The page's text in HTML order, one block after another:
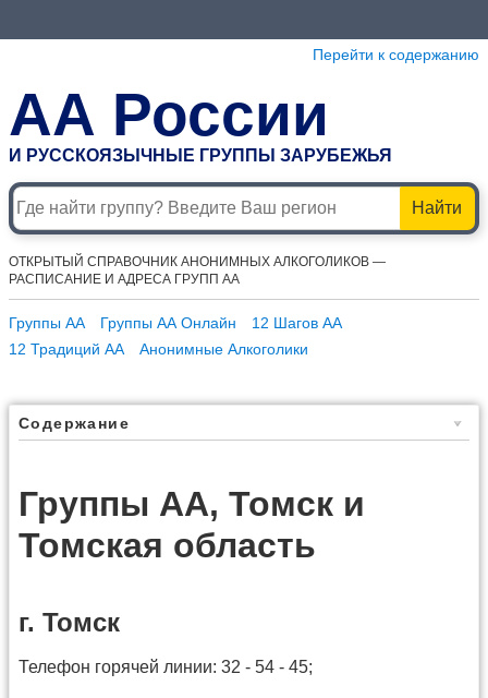
Перейти к содержанию
АА России
И РУССКОЯЗЫЧНЫЕ ГРУППЫ ЗАРУБЕЖЬЯ
Найти
ОТКРЫТЫЙ СПРАВОЧНИК АНОНИМНЫХ АЛКОГОЛИКОВ —
РАСПИСАНИЕ И АДРЕСА ГРУПП АА
Группы АА Группы АА Онлайн
12 Шагов АА
12 Традиций АА
Анонимные Алкоголики
Содержание
Группы АА, Томск и
Томская область
г. Томск
Телефон горячей линии: 32 - 54 - 45;